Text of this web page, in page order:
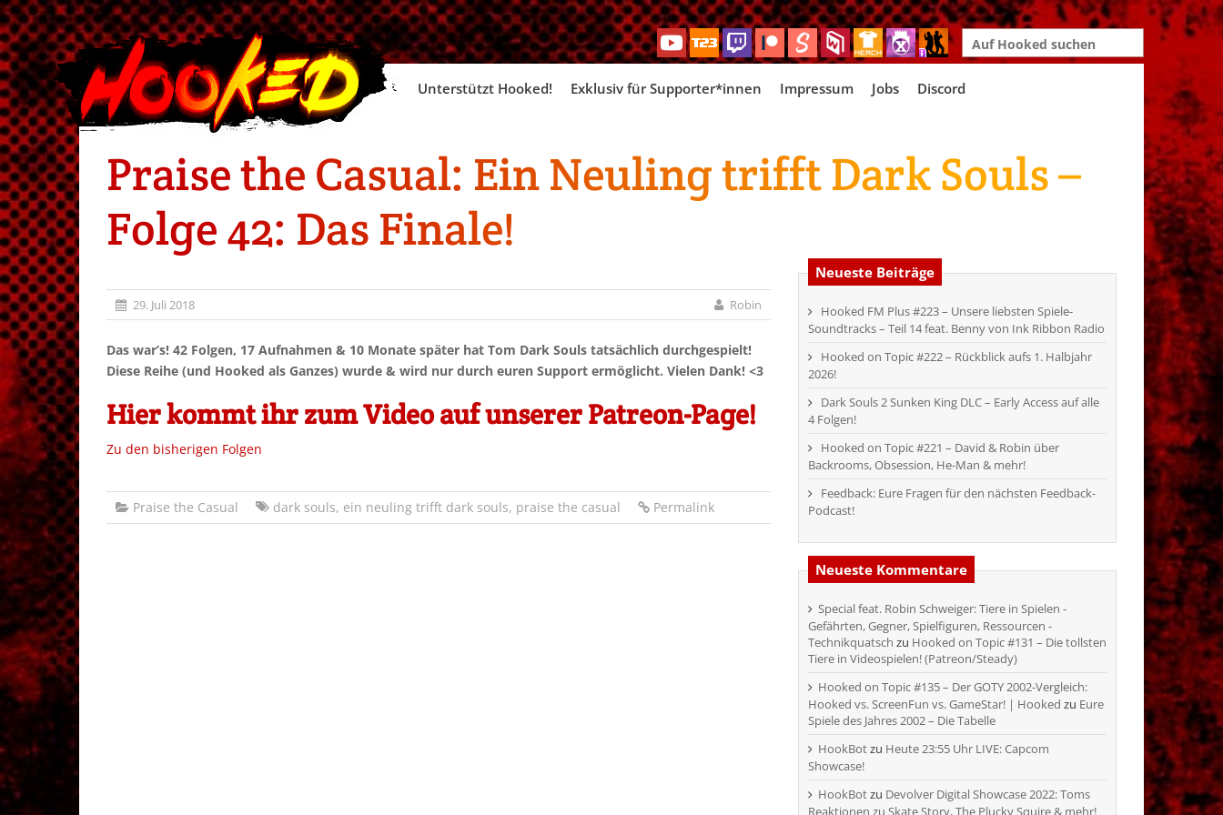
Search
for:
Skip
Unterstützt Hooked! Exklusiv für Supporter*innen Impressum Jobs Discord
Praise the Casual: Ein Neuling trifft Dark Souls –
Folge 42: Das Finale!
29. Juli 2018 Robin
Das war’s! 42 Folgen, 17 Aufnahmen & 10 Monate später hat Tom Dark Souls tatsächlich durchgespielt!
Diese Reihe (und Hooked als Ganzes) wurde & wird nur durch euren Support ermöglicht. Vielen Dank! <3
Hier kommt ihr zum Video auf unserer Patreon-Page!
Zu den bisherigen Folgen
Praise the Casual dark souls, ein neuling trifft dark souls, praise the casual Permalink
Neueste Beiträge
Hooked FM Plus #223 – Unsere liebsten Spiele-
Soundtracks – Teil 14 feat. Benny von Ink Ribbon Radio
Hooked on Topic #222 – Rückblick aufs 1. Halbjahr
2026!
Dark Souls 2 Sunken King DLC – Early Access auf alle
4 Folgen!
Hooked on Topic #221 – David & Robin über
Backrooms, Obsession, He-Man & mehr!
Feedback: Eure Fragen für den nächsten Feedback-
Podcast!
Neueste Kommentare
Special feat. Robin Schweiger: Tiere in Spielen -
Gefährten, Gegner, Spielfiguren, Ressourcen -
Technikquatsch zu Hooked on Topic #131 – Die tollsten
Tiere in Videospielen! (Patreon/Steady)
Hooked on Topic #135 – Der GOTY 2002-Vergleich:
Hooked vs. ScreenFun vs. GameStar! | Hooked zu Eure
Spiele des Jahres 2002 – Die Tabelle
HookBotzu Heute 23:55 Uhr LIVE: Capcom
Showcase!
HookBotzu Devolver Digital Showcase 2022: Toms
Reaktionen zu Skate Story, The Plucky Squire & mehr!